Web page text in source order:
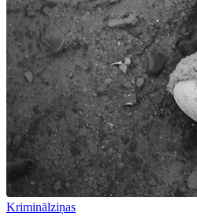
Kriminālziņas